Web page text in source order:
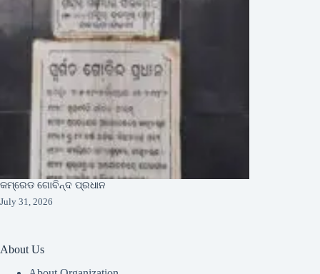
କମ୍ରେଡ ଗୋବିନ୍ଦ ପ୍ରଧାନ
July 31, 2026
About Us